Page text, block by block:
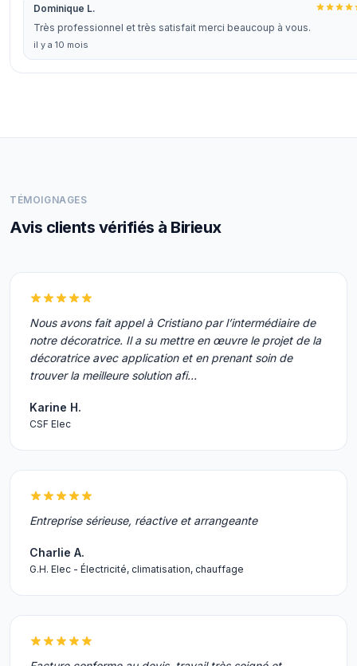
Dominique L.
Très professionnel et très satisfait merci beaucoup à vous.
il y a 10 mois
TÉMOIGNAGES
Avis clients vérifiés à Birieux
Nous avons fait appel à Cristiano par l’intermédiaire de
notre décoratrice. Il a su mettre en œuvre le projet de la
décoratrice avec application et en prenant soin de
trouver la meilleure solution afi…
Karine H.
CSF Elec
Entreprise sérieuse, réactive et arrangeante
Charlie A.
G.H. Elec - Électricité, climatisation, chauffage